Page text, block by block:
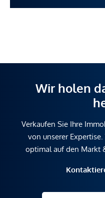
Wir holen
Verkaufen Sie Ihre
von unserer
optimal auf den Markt